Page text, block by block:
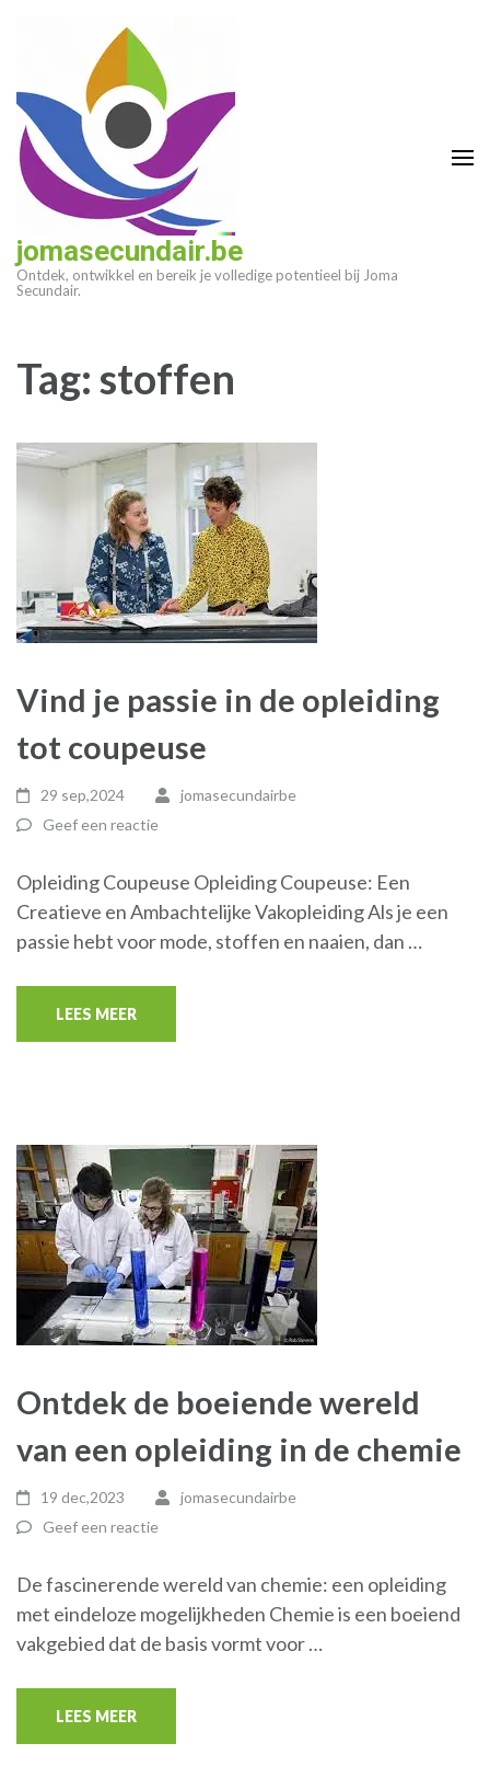
(druk
enter)
jomasecundair.be
Ontdek, ontwikkel en bereik je volledige potentieel bij Joma
Secundair.
Tag:stoffen
Vind je passie in de opleiding
tot coupeuse
29 sep,2024
jomasecundairbe
Geef een reactie
Opleiding Coupeuse Opleiding Coupeuse: Een
Creatieve en Ambachtelijke Vakopleiding Als je een
passie hebt voor mode, stoffen en naaien, dan …
LEES MEER
Ontdek de boeiende wereld
van een opleiding in de chemie
19 dec,2023
jomasecundairbe
Geef een reactie
De fascinerende wereld van chemie: een opleiding
met eindeloze mogelijkheden Chemie is een boeiend
vakgebied dat de basis vormt voor …
LEES MEER